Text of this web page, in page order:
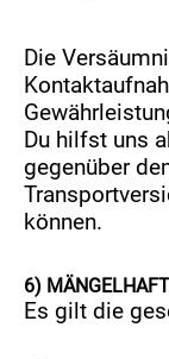
Die
Du hilfst uns
gegenüber
können.
6)
Es gilt die